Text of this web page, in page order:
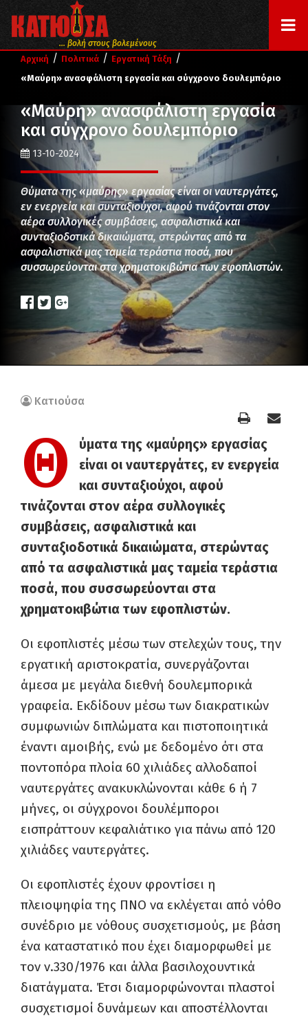
... βολή στους βολεμένους
Αρχική / Πολιτικά / Εργατική Τάξη /
«Μαύρη» ανασφάλιστη εργασία και σύγχρονο δουλεμπόριο
«Μαύρη» ανασφάλιστη εργασία
και σύγχρονο δουλεμπόριο
13-10-2024
Θύματα της «μαύρης» εργασίας είναι οι ναυτεργάτες,
εν ενεργεία και συνταξιούχοι, αφού τινάζονται στον
αέρα συλλογικές συμβάσεις, ασφαλιστικά και
συνταξιοδοτικά δικαιώματα, στερώντας από τα
ασφαλιστικά μας ταμεία τεράστια ποσά, που
συσσωρεύονται στα χρηματοκιβώτια των εφοπλιστών.
Κατιούσα
Θ
ύματα της «μαύρης» εργασίας
είναι οι ναυτεργάτες, εν ενεργεία
και συνταξιούχοι, αφού
τινάζονται στον αέρα συλλογικές
συμβάσεις, ασφαλιστικά και
συνταξιοδοτικά δικαιώματα, στερώντας
από τα ασφαλιστικά μας ταμεία τεράστια
ποσά, που συσσωρεύονται στα
χρηματοκιβώτια των εφοπλιστών.
Οι εφοπλιστές μέσω των στελεχών τους, την
εργατική αριστοκρατία, συνεργάζονται
άμεσα με μεγάλα διεθνή δουλεμπορικά
γραφεία. Εκδίδουν μέσω των διακρατικών
συμφωνιών διπλώματα και πιστοποιητικά
έναντι αμοιβής, ενώ με δεδομένο ότι στα
ποντοπόρα πλοία 60 χιλιάδες αλλοδαποί
ναυτεργάτες ανακυκλώνονται κάθε 6 ή 7
μήνες, οι σύγχρονοι δουλέμποροι
εισπράττουν κεφαλιάτικο για πάνω από 120
χιλιάδες ναυτεργάτες.
Οι εφοπλιστές έχουν φροντίσει η
πλειοψηφία της ΠΝΟ να εκλέγεται από νόθο
συνέδριο με νόθους συσχετισμούς, με βάση
ένα καταστατικό που έχει διαμορφωθεί με
τον ν.330/1976 και άλλα βασιλοχουντικά
διατάγματα. Έτσι διαμορφώνονται πλαστοί
συσχετισμοί δυνάμεων και αποστέλλονται